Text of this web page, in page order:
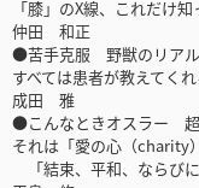
「膝」のX線、これだけ
仲田 和正
●苦手克服 野獣のリアル
すべては患者が教えてく
成田 雅
●こんなときオスラー 超
それは「愛の心（charity
「結束、平和、ならび